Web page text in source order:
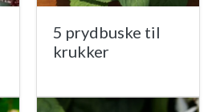
5 prydbuske til
krukker